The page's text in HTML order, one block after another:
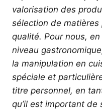
valorisation des
sélection de matières
qualité. Pour nous,
niveau
la manipulation en
spéciale et
titre personnel, en
qu’il est important